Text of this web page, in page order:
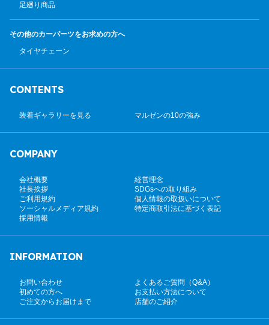
足廻り商品
その他のカーパーツをお求めの方へ
タイヤチェーン
CONTENTS
装着ギャラリーを見る マルゼンの10の強み
COMPANY
会社概要
経営理念
社長挨拶
SDGsへの取り組み
ご利用規約
個人情報の取扱いについて
ソーシャルメディア規約
特定商取引法に基づく表記
採用情報
INFORMATION
お問い合わせ
よくあるご質問（Q&A）
初めての方へ
お支払い方法について
ご注文からお届けまで
店舗のご紹介